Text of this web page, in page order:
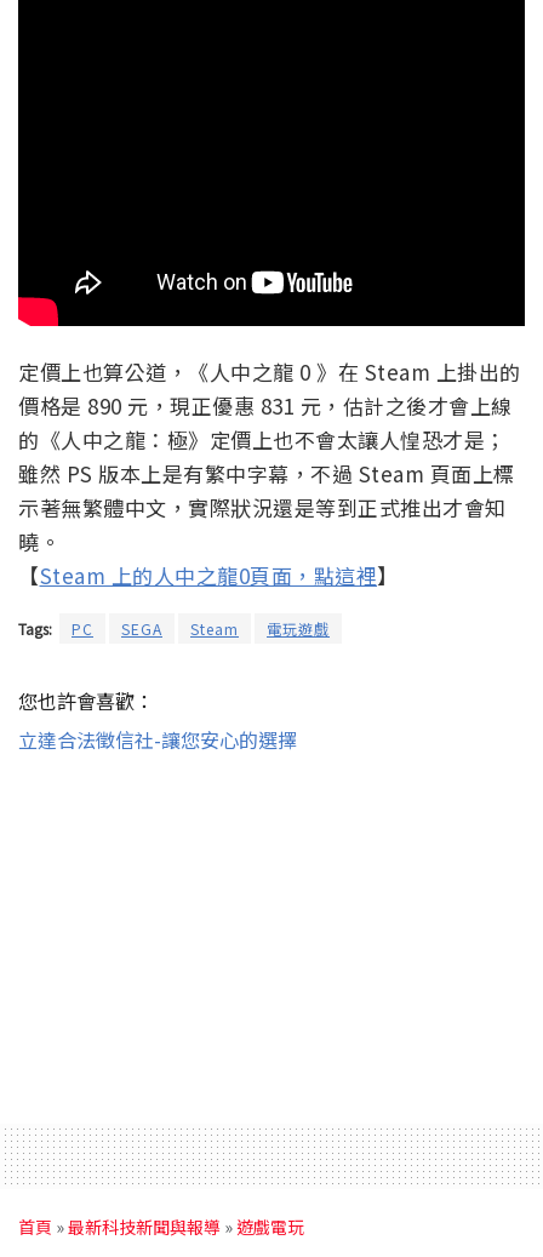
定價上也算公道，《人中之龍 0 》在 Steam 上掛出的
價格是 890 元，現正優惠 831 元，估計之後才會上線
的《人中之龍：極》定價上也不會太讓人惶恐才是；
雖然 PS 版本上是有繁中字幕，不過 Steam 頁面上標
示著無繁體中文，實際狀況還是等到正式推出才會知
曉。
【Steam 上的人中之龍0頁面，點這裡】
Tags: PC SEGA Steam 電玩遊戲
您也許會喜歡：
立達合法徵信社-讓您安心的選擇
首頁 »最新科技新聞與報導 »遊戲電玩